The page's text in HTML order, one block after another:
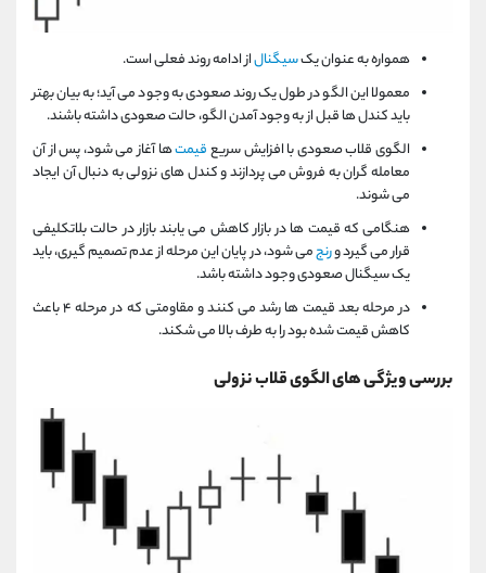
همواره به عنوان یکسیگنالاز ادامه روند فعلی است.
معمولا این الگو در طول یک روند صعودی به وجود می آید؛ به بیان بهتر
باید کندل ها قبل از به وجود آمدن الگو، حالت صعودی داشته باشند.
الگوی قلاب صعودی با افزایش سریعقیمتها آغاز می شود، پس از آن
معامله گران به فروش می پردازند و کندل های نزولی به دنبال آن ایجاد
می شوند.
هنگامی که قیمت ها در بازار کاهش می یابند بازار در حالت بلاتکلیفی
قرار می گیرد ورنجمی شود، در پایان این مرحله از عدم تصمیم گیری، باید
یک سیگنال صعودی وجود داشته باشد.
در مرحله بعد قیمت ‌ها رشد می‌ کنند و مقاومتی که در مرحله ۴ باعث
کاهش قیمت شده بود را به طرف بالا می ‌شکند.
بررسی ویژگی های الگوی قلاب نزولی